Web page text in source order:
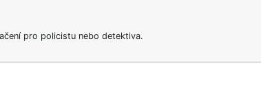
pro policistu nebo detektiva.